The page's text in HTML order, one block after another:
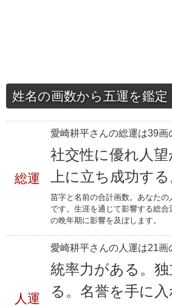
姓名の画数から五運を鑑定
総運
愛崎耕平さんの総運は39画
社交性に優れ人
上に立ち成功する
苗字と名前の合計画数。あなた
です。生涯を通じて影響する総
の晩年期に影響を及ぼします。
人運
愛崎耕平さんの人運は21画
統率力がある。
る。名誉を手に入